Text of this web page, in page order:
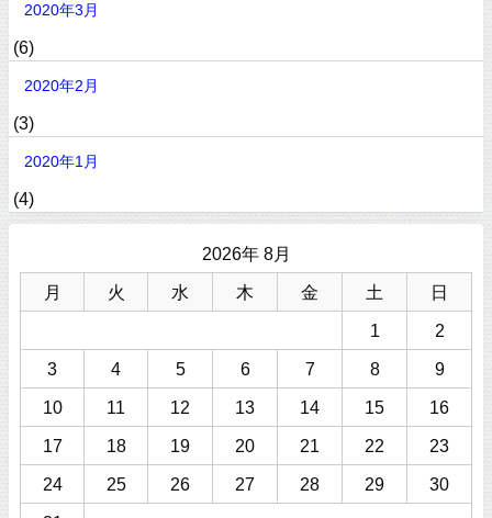
2020年3月
(6)
2020年2月
(3)
2020年1月
(4)
2026年 8月
月 火 水 木 金 土 日
1 2
3 4 5 6 7 8 9
10 11 12 13 14 15 16
17 18 19 20 21 22 23
24 25 26 27 28 29 30